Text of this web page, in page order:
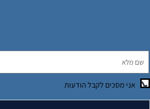
אני מסכים לקבל הודעות